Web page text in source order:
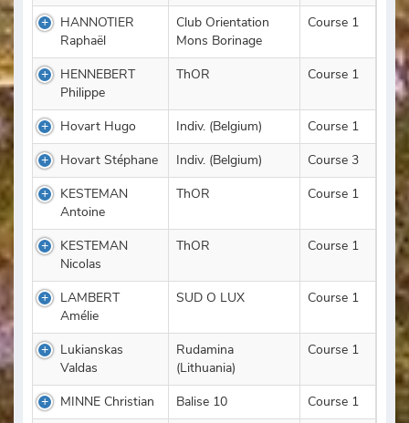
HANNOTIER
Raphaël
Club Orientation
Mons Borinage
Course 1
HENNEBERT
Philippe
ThOR Course 1
Hovart Hugo Indiv. (Belgium)
Course 1
Hovart Stéphane
Indiv. (Belgium)
Course 3
KESTEMAN
Antoine
ThOR Course 1
KESTEMAN
Nicolas
ThOR Course 1
LAMBERT
Amélie
SUD O LUX Course 1
Lukianskas
Valdas
Rudamina
(Lithuania)
Course 1
MINNE Christian Balise 10
Course 1